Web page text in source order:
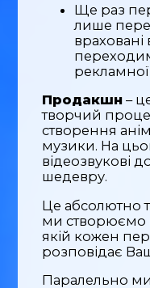
Ще раз
лише
рекламної
Продакшн –
творчий
створення
музики. На
відеозвукові
шедевру.
Це абсолютно
ми створюємо
якій кожен
розповідає
Паралельно